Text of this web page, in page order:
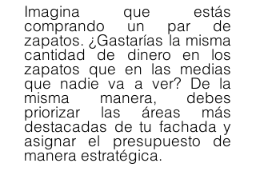
Imagina que estás
comprando un par de
zapatos. ¿Gastarías la misma
cantidad de dinero en los
zapatos que en las medias
que nadie va a ver? De la
misma manera, debes
priorizar las áreas más
destacadas de tu fachada y
asignar el presupuesto de
manera estratégica.